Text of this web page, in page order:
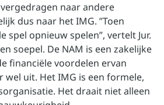
naar andere
dus naar het IMG. ”Toen
spel opnieuw spelen”, vertelt Jur.
soepel. De NAM is een zakelijke
financiële voordelen ervan
wel uit. Het IMG is een formele,
Het draait niet alleen